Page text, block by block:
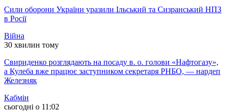
Сили оборони України уразили Ільський та Сизранський НПЗ
в Росії
Війна
30 хвилин тому
Свириденко розглядають на посаду в. о. голови «Нафтогазу»,
а Кулеба вже працює заступником секретаря РНБО, — нардеп
Железняк
Кабмін
сьогодні о 11:02